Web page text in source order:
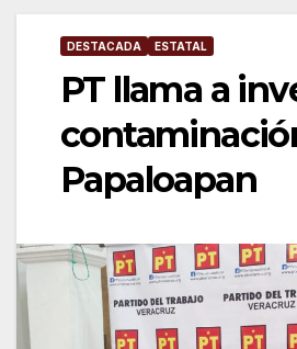
DESTACADA ESTATAL
PT llama a
Papaloapan